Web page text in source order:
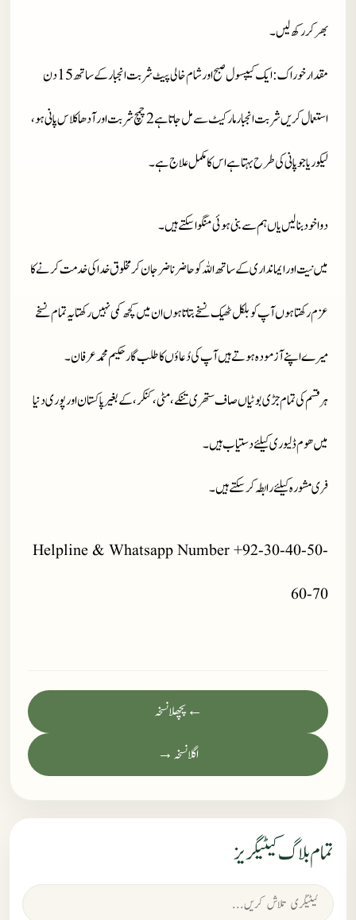
بھر کر رکھ لیں۔
مقدار خوراک
: ایک کیپسول صبح اور شام خالی پیٹ شربت انجبار کے ساتھ 15 دن
استعمال کریں شربت انجبار مارکیٹ سے مل جاتا ہے 2 چمچ شربت اور آدھا کلاس پانی ہو،
لیکوریا جو پانی کی طرح بہتا ہے اس کا مکمل علاج ہے۔
دوا خود بنا لیں یاں ہم سے بنی ہوئی منگوا سکتے ہیں۔
میں نیت اور ایمانداری کے ساتھ اللہ کو حاضر ناضر جان کر مخلوق خدا کی خدمت کرنے کا
عزم رکھتا ہوں آپ کو بلکل ٹھیک نسخے بتاتا ہوں ان میں کچھ کمی نہیں رکھتا یہ تمام نسخے
میرے اپنے آزمودہ ہوتے ہیں آپ کی دُعاؤں کا طلب گار حکیم محمد عرفان۔
ہر قسم کی تمام جڑی بوٹیاں صاف ستھری تنکے، مٹی، کنکر، کے بغیر پاکستان اور پوری دنیا
میں ھوم ڈلیوری کیلئے دستیاب ہیں ۔
فری مشورہ کیلئے رابطہ کر سکتے ہیں۔
Helpline & Whatsapp Number +92-30-40-50-
60-70
← پچھلا نسخہ
اگلا نسخہ →
تمام بلاگ کیٹیگریز